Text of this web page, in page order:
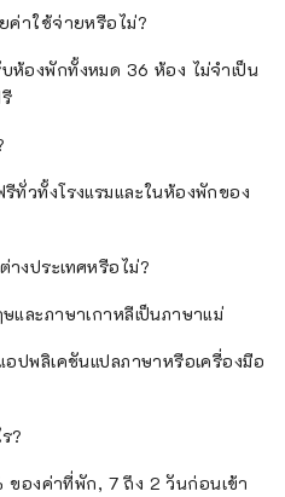
ค่าใช้จ่ายหรือไม่?
องพักทั้งหมด 36 ห้อง ไม่จำเป็น
ทั่วทั้งโรงแรมและในห้องพักของ
งประเทศหรือไม่?
และภาษาเกาหลีเป็นภาษาแม่
อปพลิเคชันแปลภาษาหรือเครื่องมือ
?
ของค่าที่พัก, 7 ถึง 2 วันก่อนเข้า